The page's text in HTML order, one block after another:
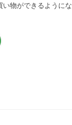
い物ができるように